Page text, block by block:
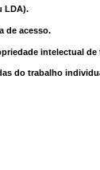
LDA).
de acesso.
intelectual de
do trabalho